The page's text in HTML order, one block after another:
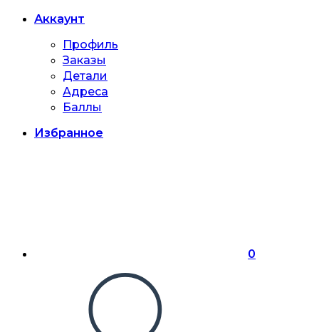
Аккаунт
Профиль
Заказы
Детали
Адреса
Баллы
Избранное
0